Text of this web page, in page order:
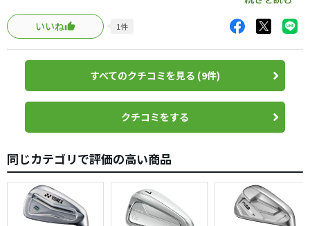
かなりやさしく操作性も高く球も上がりやすいです。
シャフトはゴルフ始めてからずっとDGでしたがフィッティ
ングでプロジェクトXをすすめられて使ってみたらとても球
が上がりやすく落ち際に持ち玉のドローがかるくかかる感
じでベストマッチでした。
打感はミズノですのでもちろん最高です
シャフトでかなり変わるところもあるので購入の際は必ず
フィッティングをおすすめします。
いいね
1件
すべてのクチコミを見る (9件)
クチコミをする
同じカテゴリで評価の高い商品